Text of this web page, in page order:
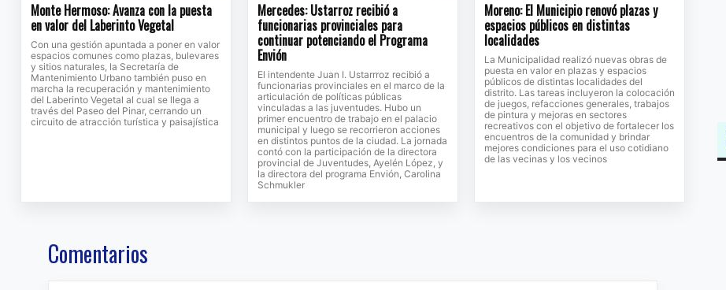
Monte Hermoso: Avanza con la puesta
en valor del Laberinto Vegetal
Con una gestión apuntada a poner en valor
espacios comunes como plazas, bulevares
y sitios naturales, la Secretaría de
Mantenimiento Urbano también puso en
marcha la recuperación y mantenimiento
del Laberinto Vegetal al cual se llega a
través del Paseo del Pinar, cerrando un
circuito de atracción turística y paisajística
Mercedes: Ustarroz recibió a
funcionarias provinciales para
continuar potenciando el Programa
Envión
El intendente Juan I. Ustarrroz recibió a
funcionarias provinciales en el marco de la
articulación de políticas públicas
vinculadas a las juventudes. Hubo un
primer encuentro de trabajo en el palacio
municipal y luego se recorrieron acciones
en distintos puntos de la ciudad. La jornada
contó con la participación de la directora
provincial de Juventudes, Ayelén López, y
la directora del programa Envión, Carolina
Schmukler
Moreno: El Municipio renovó plazas y
espacios públicos en distintas
localidades
La Municipalidad realizó nuevas obras de
puesta en valor en plazas y espacios
públicos de distintas localidades del
distrito. Las tareas incluyeron la colocación
de juegos, refacciones generales, trabajos
de pintura y mejoras en sectores
recreativos con el objetivo de fortalecer los
encuentros de la comunidad y brindar
mejores condiciones para el uso cotidiano
de las vecinas y los vecinos
Comentarios